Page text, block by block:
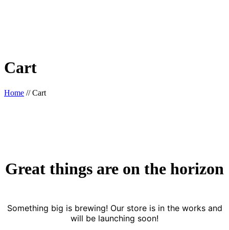
Cart
Home //Cart
Great things are on the horizon
Something big is brewing! Our store is in the works and
will be launching soon!